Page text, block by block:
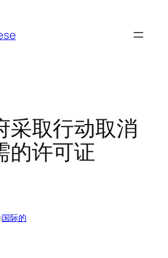
采取行动取消
的许可证
国际的